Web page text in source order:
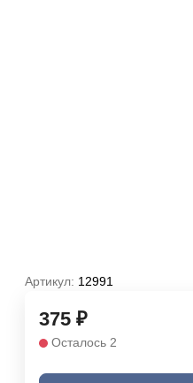
Артикул: 12991
375 ₽
Осталось 2